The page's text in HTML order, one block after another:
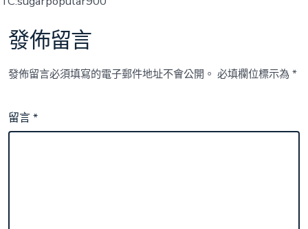
發佈留言
發佈留言必須填寫的電子郵件地址不會公開。 必填欄位標示為*
留言*